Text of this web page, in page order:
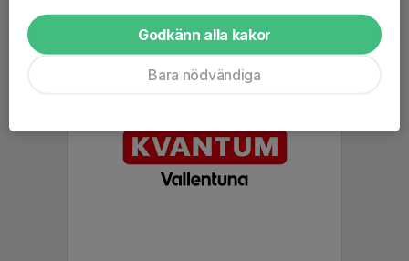
Godkänn alla kakor
Bara nödvändiga